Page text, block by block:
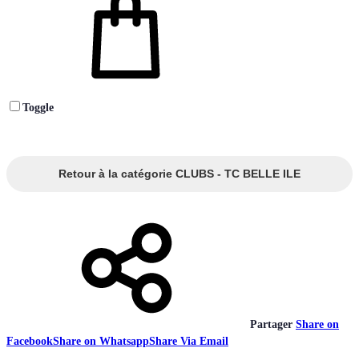
Toggle
Retour à la catégorie CLUBS - TC BELLE ILE
Partager Share on
FacebookShare on WhatsappShare Via Email